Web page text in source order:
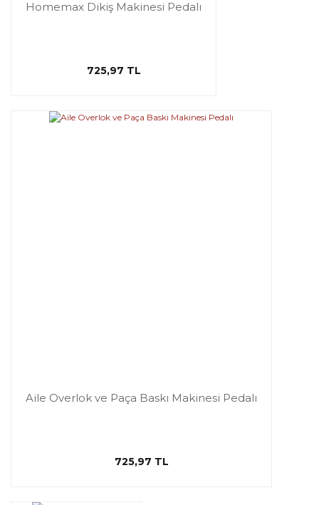
Homemax Dikiş Makinesi Pedalı
725,97 TL
Aile Overlok ve Paça Baskı Makinesi Pedalı
725,97 TL